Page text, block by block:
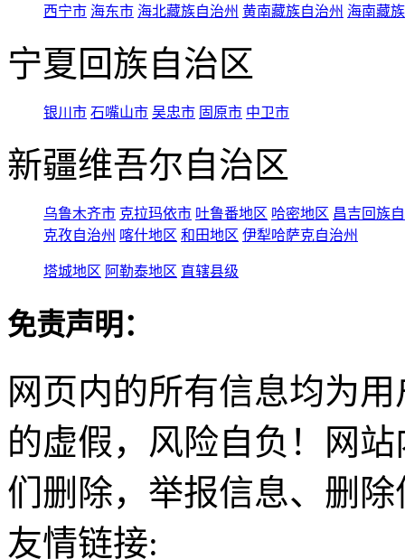
西宁市 海东市 海北藏族自治州 黄南藏族自治州 海南藏
宁夏回族自治区
银川市 石嘴山市 吴忠市 固原市 中卫市
新疆维吾尔自治区
乌鲁木齐市 克拉玛依市 吐鲁番地区 哈密地区 昌吉回族
克孜自治州 喀什地区 和田地区 伊犁哈萨克自治州
塔城地区 阿勒泰地区 直辖县级
免责声明：
网页内的所有信息均为
的虚假，风险自负！网
们删除，举报信息、删
友情链接: